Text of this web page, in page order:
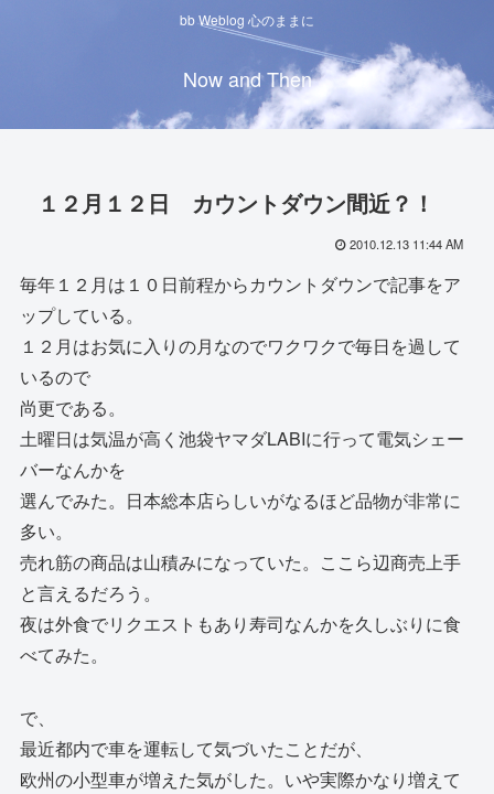
bb Weblog 心のままに
Now and Then
１２月１２日 カウントダウン間近？！
2010.12.13 11:44 AM
毎年１２月は１０日前程からカウントダウンで記事をア
ップしている。
１２月はお気に入りの月なのでワクワクで毎日を過して
いるので
尚更である。
土曜日は気温が高く池袋ヤマダLABIに行って電気シェー
バーなんかを
選んでみた。日本総本店らしいがなるほど品物が非常に
多い。
売れ筋の商品は山積みになっていた。ここら辺商売上手
と言えるだろう。
夜は外食でリクエストもあり寿司なんかを久しぶりに食
べてみた。
で、
最近都内で車を運転して気づいたことだが、
欧州の小型車が増えた気がした。いや実際かなり増えて